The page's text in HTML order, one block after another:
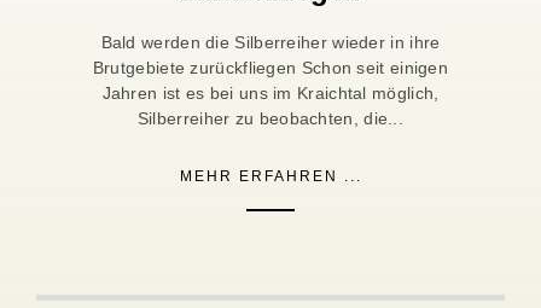
Bald werden die Silberreiher wieder in ihre
Brutgebiete zurückfliegen Schon seit einigen
Jahren ist es bei uns im Kraichtal möglich,
Silberreiher zu beobachten, die...
MEHR ERFAHREN ...